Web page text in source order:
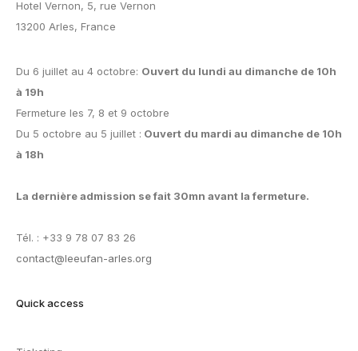
Hotel Vernon, 5, rue Vernon
13200 Arles, France
Du 6 juillet au 4 octobre: Ouvert du lundi au dimanche de 10h
à 19h
Fermeture les 7, 8 et 9 octobre
Du 5 octobre au 5 juillet : Ouvert du mardi au dimanche de 10h
à 18h
La dernière admission se fait 30mn avant la fermeture.
Tél. : +33 9 78 07 83 26
contact@leeufan-arles.org
Quick access